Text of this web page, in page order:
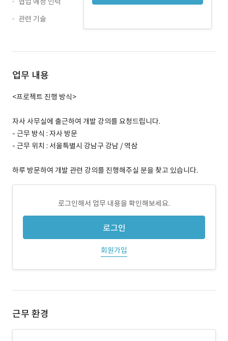
관련 기술
업무 내용
<프로젝트 진행 방식>
자사 사무실에 출근하여 개발 강의를 요청드립니다.
- 근무 방식 : 자사 방문
- 근무 위치 : 서울특별시 강남구 강남 / 역삼
하루 방문하여 개발 관련 강의를 진행해주실 분을 찾고 있습니다.
로그인해서 업무 내용을 확인해보세요.
로그인
회원가입
근무 환경